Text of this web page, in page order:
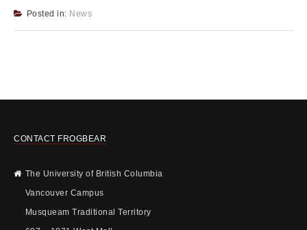
Posted in: News
CONTACT FROGBEAR
The University of British Columbia
Vancouver Campus
Musqueam Traditional Territory